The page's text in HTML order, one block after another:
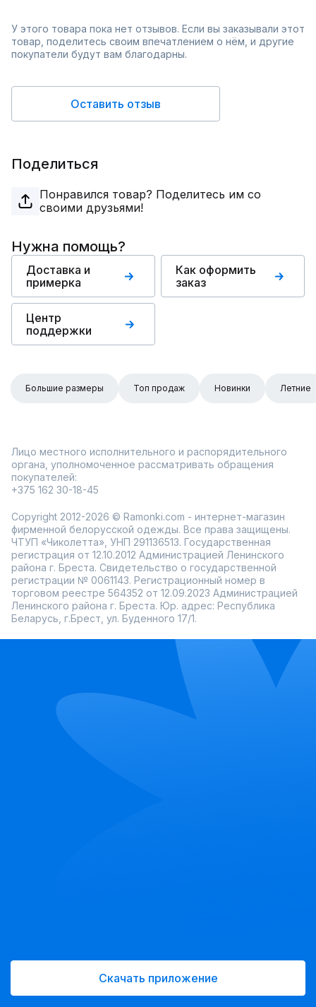
У этого товара пока нет отзывов. Если вы заказывали этот
товар, поделитесь своим впечатлением о нём, и другие
покупатели будут вам благодарны.
Оставить отзыв
Поделиться
Понравился товар? Поделитесь им со
своими друзьями!
Нужна помощь?
Доставка и
примерка
Как оформить
заказ
Центр
поддержки
Большие размеры Топ продаж Новинки Летние
Лицо местного исполнительного и распорядительного
органа, уполномоченное рассматривать обращения
покупателей:
+375 162 30-18-45
Copyright 2012-2026 © Ramonki.com - интернет-магазин
фирменной белорусской одежды. Все права защищены.
ЧТУП «Чиколетта», УНП 291136513. Государственная
регистрация от 12.10.2012 Администрацией Ленинского
района г. Бреста. Свидетельство о государственной
регистрации № 0061143. Регистрационный номер в
торговом реестре 564352 от 12.09.2023 Администрацией
Ленинского района г. Бреста. Юр. адрес: Республика
Беларусь, г.Брест, ул. Буденного 17/1.
Скачать приложение